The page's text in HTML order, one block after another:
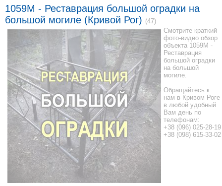
1059М - Реставрация большой оградки на
большой могиле (Кривой Рог) (47)
Смотрите краткий
фото-видео обзор
объекта 1059М -
Реставрация
большой оградки
на большой
могиле.
Обращайтесь к
нам в Кривом Роге
в любой удобный
Вам день по
телефонам:
+38 (096) 025-28-19
+38 (098) 615-33-02